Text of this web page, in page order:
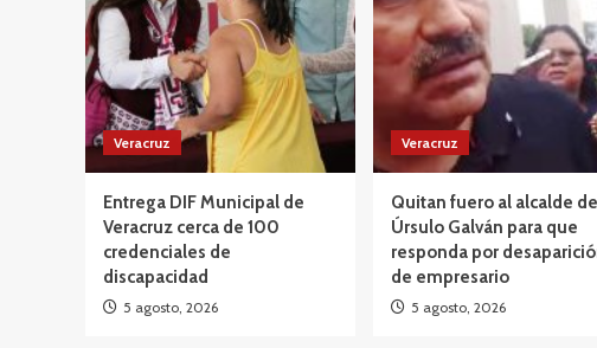
Veracruz
Entrega DIF Municipal de
Veracruz cerca de 100
credenciales de
discapacidad
5 agosto, 2026
Veracruz
Quitan fuero al alcalde de
Úrsulo Galván para que
responda por
de empresario
5 agosto, 2026